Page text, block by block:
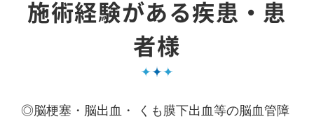
施術経験がある疾患・患
者様
◎脳梗塞・脳出血・ くも膜下出血等の脳血管障